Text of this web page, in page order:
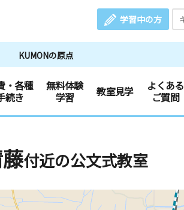
学習中の方
KUMONの原点
・各種
続き
無料体験
学習
教室見学
よくある
ご質問
付近の公文式教室